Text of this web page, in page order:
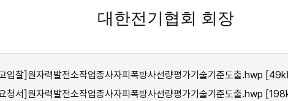
대한전기협회 회장
입찰]원자력발전소작업종사자피폭방사선량평가기술기준도출.hwp
청서]원자력발전소작업종사자피폭방사선량평가기술기준도출.hwp